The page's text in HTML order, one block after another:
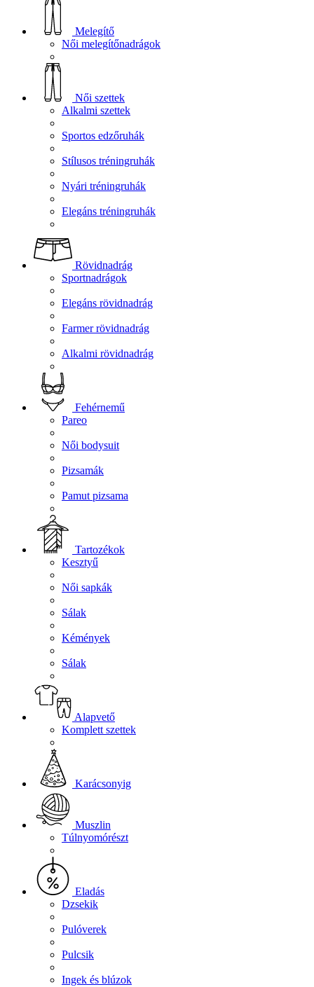
Melegítő
Női melegítőnadrágok
Női szettek
Alkalmi szettek
Sportos edzőruhák
Stílusos tréningruhák
Nyári tréningruhák
Elegáns tréningruhák
Rövidnadrág
Sportnadrágok
Elegáns rövidnadrág
Farmer rövidnadrág
Alkalmi rövidnadrág
Fehérnemű
Pareo
Női bodysuit
Pizsamák
Pamut pizsama
Tartozékok
Kesztyű
Női sapkák
Sálak
Kémények
Sálak
Alapvető
Komplett szettek
Karácsonyig
Muszlin
Túlnyomórészt
Eladás
Dzsekik
Pulóverek
Pulcsik
Ingek és blúzok